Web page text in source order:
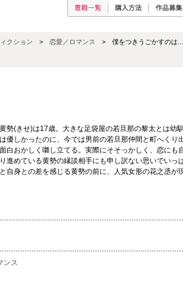
クション > 恋愛／ロマンス > 僕をつきうごかすのは...
勢(きせ)は17歳。大きな足袋屋の若旦那の黎太とは幼馴
優しかったのに、今では男前の若旦那仲間と町へくり
白おかしく囃し立てる。実際にそそっかしく、恋にも
進めている黄勢の縁談相手にも申し訳ない思いでいっ
自身との差を感じる黄勢の前に、人気女形の花之丞が
ンス